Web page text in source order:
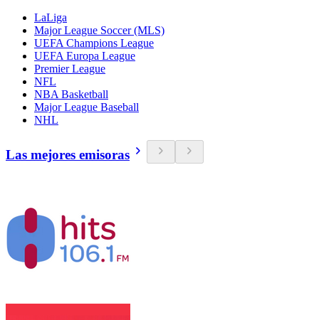
LaLiga
Major League Soccer (MLS)
UEFA Champions League
UEFA Europa League
Premier League
NFL
NBA Basketball
Major League Baseball
NHL
Las mejores emisoras